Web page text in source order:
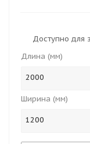
Доступно для
Длина (мм)
2000
Ширина (мм)
1200